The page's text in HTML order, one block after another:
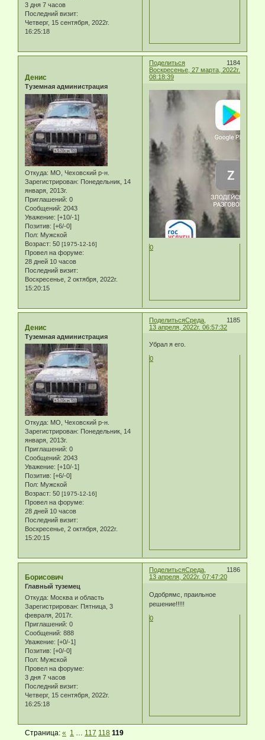
3 дня 7 часов
Последний визит:
Четверг, 15 сентября, 2022г.
16:25:18
Поделиться
1184
Воскресенье, 27 марта, 2022г.
08:18:39
Денис
Туземная администрация
Откуда: МО, Чеховский р-н.
Зарегистрирован: Понедельник, 14
января, 2013г.
Приглашений: 0
Сообщений: 2043
Уважение: [+10/-1]
Позитив: [+6/-0]
Пол: Мужской
Возраст: 50 [1975-12-16]
Провел на форуме:
28 дней 10 часов
Последний визит:
Воскресенье, 2 октября, 2022г.
15:20:15
0
Поделиться 1185
Среда,
13 апреля, 2022г. 06:57:32
Денис
Туземная администрация
Откуда: МО, Чеховский р-н.
Зарегистрирован: Понедельник, 14
января, 2013г.
Приглашений: 0
Сообщений: 2043
Уважение: [+10/-1]
Позитив: [+6/-0]
Пол: Мужской
Возраст: 50 [1975-12-16]
Провел на форуме:
28 дней 10 часов
Последний визит:
Воскресенье, 2 октября, 2022г.
15:20:15
Убрал я его.
0
Поделиться 1186
Среда,
13 апреля, 2022г. 07:47:20
Борисович
Главный туземец
Откуда: Москва и область
Зарегистрирован: Пятница, 3
февраля, 2017г.
Приглашений: 0
Сообщений: 888
Уважение: [+0/-1]
Позитив: [+0/-0]
Пол: Мужской
Провел на форуме:
3 дня 7 часов
Последний визит:
Четверг, 15 сентября, 2022г.
16:25:18
Одобрямс, праильное
решение!!!!!
0
Страница:« 1 … 117 118 119